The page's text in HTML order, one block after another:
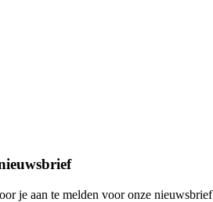
je aan te melden voor onze nieuwsbrief